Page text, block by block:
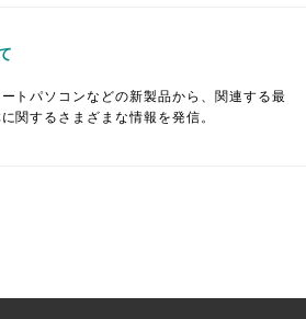
トパソコンなどの新製品から、関連する最
関するさまざまな情報を発信。